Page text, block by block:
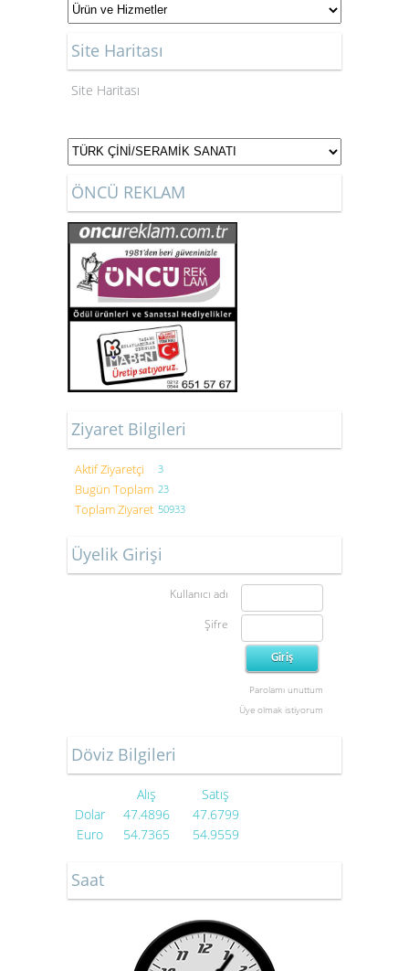
Site Haritası
Site Haritası
ÖNCÜ REKLAM
Ziyaret Bilgileri
Aktif Ziyaretçi 3
Bugün Toplam 23
Toplam Ziyaret 50933
Üyelik Girişi
Kullanıcı adı
Şifre
Parolamı unuttum
Üye olmak istiyorum
Döviz Bilgileri
Alış
Satış
Dolar
47.4896
47.6799
Euro
54.7365 54.9559
Saat